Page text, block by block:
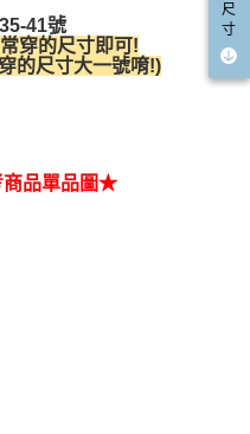
註冊。若發現惡意使用之情形，
使用額度並採取法律行動。
41號
穿的尺寸即可!
的尺寸大一號唷!)
品單品圖★
尺
寸